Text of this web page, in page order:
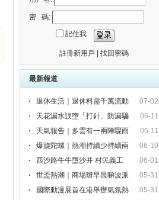
密 碼:
記住我
註冊新用戶 找回密碼
最新報道
07-02
退休生活｜退休料需千萬流動
資
06-11
天花漏水誤墮「打針」防漏騙
06-11
天氣報告｜多雲有一兩陣驟雨
06-10
爆旋陀螺｜熱潮持續少持續兩
三
06-01
西沙路牛牛墮沙井 村民義工
05-31
世盃熱潮｜商場辦早晨睇波派
對
05-31
國際動漫展首在港舉辦氣氛熱